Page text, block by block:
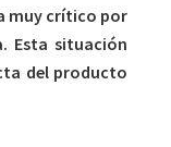
muy crítico por
Esta situación
del producto